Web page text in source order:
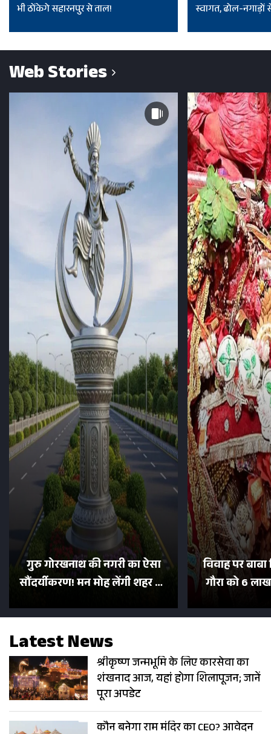
भी ठोंकेगे सहारनपुर से ताल!
स्वागत, ढोल-नगाड़ों
Web Stories
गुरु गोरखनाथ की नगरी का ऐसा
सौंदर्यीकरण! मन मोह लेंगी शहर की
विवाह पर
गौरा को 6
Latest News
श्रीकृष्ण जन्मभूमि के लिए कारसेवा का
शंखनाद आज, यहां होगा शिलापूजन; जानें
पूरा अपडेट
कौन बनेगा राम मंदिर का CEO? आवेदन